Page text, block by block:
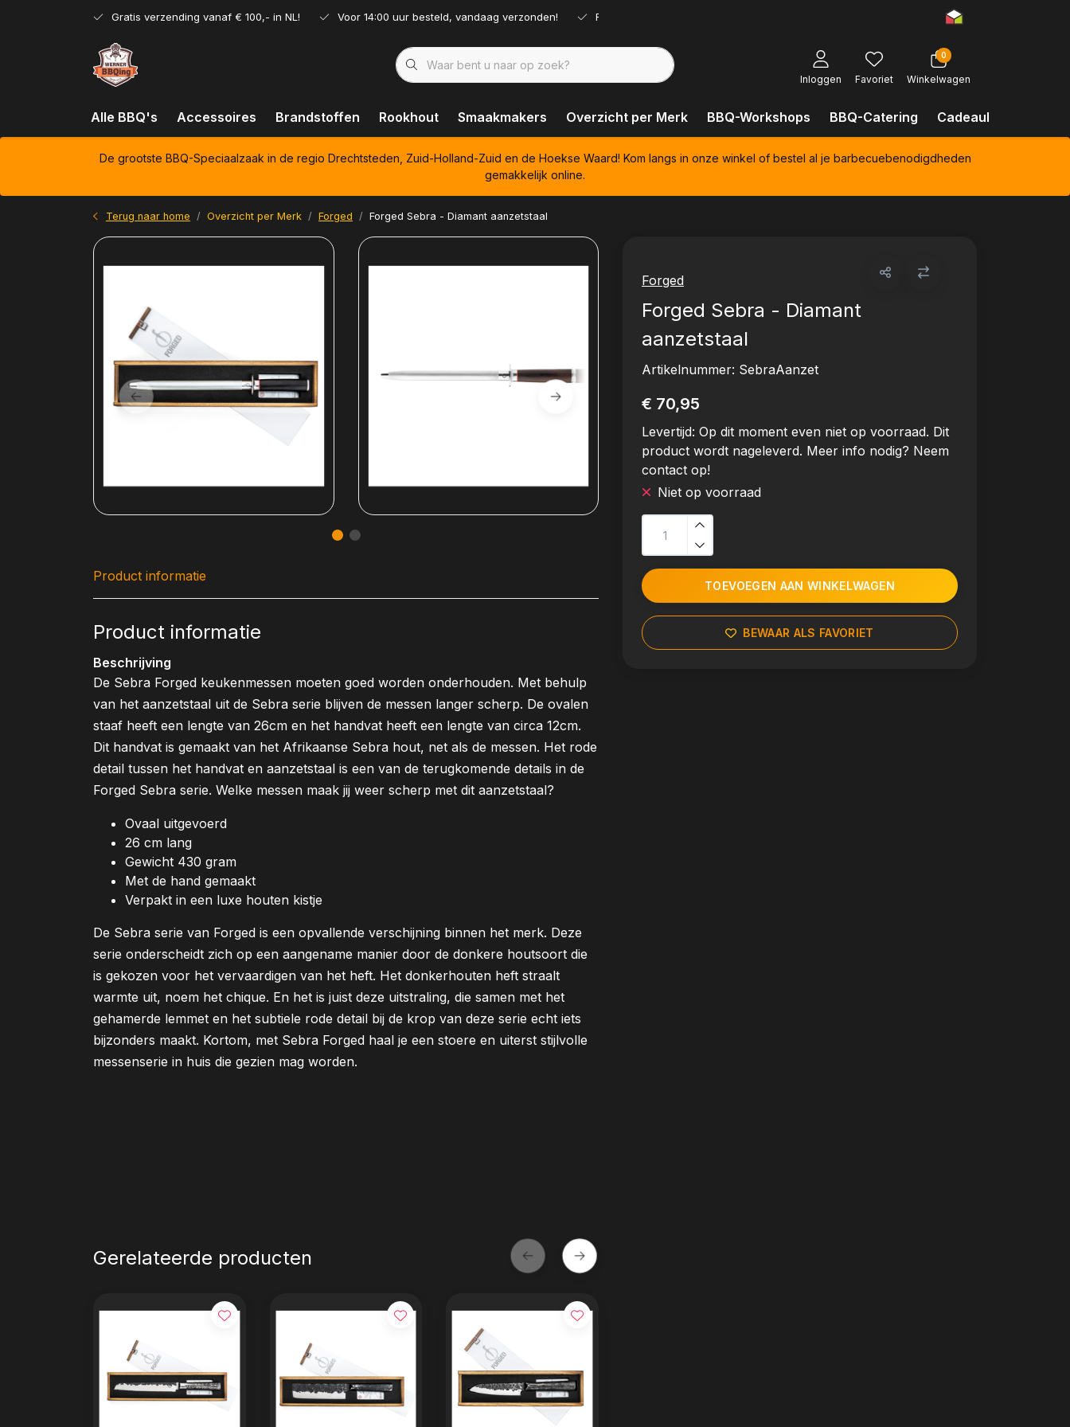
Gratis verzending vanaf € 100,- in NL! Voor 14:00 uur besteld, vandaag verzonden! Ruim assortiment!
Inloggen Favoriet
0
Winkelwagen
Alle BBQ's Accessoires Brandstoffen Rookhout Smaakmakers Overzicht per Merk BBQ-Workshops BBQ-Catering Cadeaubonnen
De grootste BBQ-Speciaalzaak in de regio Drechtsteden, Zuid-Holland-Zuid en de Hoekse Waard! Kom langs in onze winkel of bestel al je barbecuebenodigdheden
gemakkelijk online.
Terug naar home Overzicht per Merk Forged Forged Sebra - Diamant aanzetstaal
Forged
Forged Sebra - Diamant
aanzetstaal
Artikelnummer: SebraAanzet
€ 70,95
Levertijd: Op dit moment even niet op voorraad. Dit
product wordt nageleverd. Meer info nodig? Neem
contact op!
Niet op voorraad
TOEVOEGEN AAN WINKELWAGEN
BEWAAR ALS FAVORIET
Product informatie
Product informatie
Beschrijving
De Sebra Forged keukenmessen moeten goed worden onderhouden. Met behulp
van het aanzetstaal uit de Sebra serie blijven de messen langer scherp. De ovalen
staaf heeft een lengte van 26cm en het handvat heeft een lengte van circa 12cm.
Dit handvat is gemaakt van het Afrikaanse Sebra hout, net als de messen. Het rode
detail tussen het handvat en aanzetstaal is een van de terugkomende details in de
Forged Sebra serie. Welke messen maak jij weer scherp met dit aanzetstaal?
Ovaal uitgevoerd
26 cm lang
Gewicht 430 gram
Met de hand gemaakt
Verpakt in een luxe houten kistje
De Sebra serie van Forged is een opvallende verschijning binnen het merk. Deze
serie onderscheidt zich op een aangename manier door de donkere houtsoort die
is gekozen voor het vervaardigen van het heft. Het donkerhouten heft straalt
warmte uit, noem het chique. En het is juist deze uitstraling, die samen met het
gehamerde lemmet en het subtiele rode detail bij de krop van deze serie echt iets
bijzonders maakt. Kortom, met Sebra Forged haal je een stoere en uiterst stijlvolle
messenserie in huis die gezien mag worden.
Gerelateerde producten